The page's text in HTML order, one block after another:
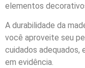
elementos
A durabilidade da
você aproveite seu
cuidados adequados,
em evidência.